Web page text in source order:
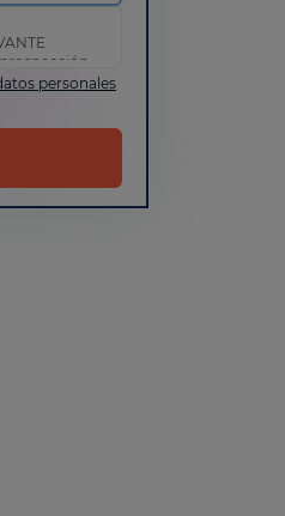
datos, así
personales